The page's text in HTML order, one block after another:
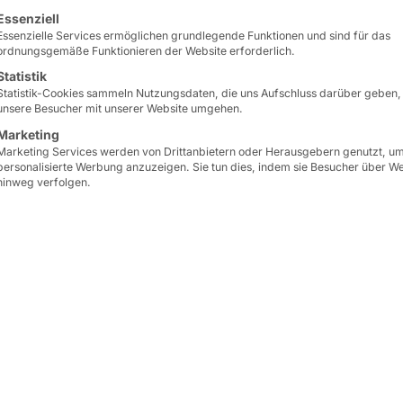
Beratungswünscheoder
Das
an
verbessertes
Für den produktiven
Partner oder aus Ihrer
eine Liste der Service-Gruppen, für die eine
Services ermöglichen grundlegende Funktionen und sind für das
Funktionieren der Website erforderlich.
Cookies sammeln Nutzungsdaten, die uns Aufschluss darüber
Besucher mit unserer Website umgehen.
Services werden von Drittanbietern oder Herausgebern genutzt, um
Werbung anzuzeigen. Sie tun dies, indem sie Besucher über
verfolgen.